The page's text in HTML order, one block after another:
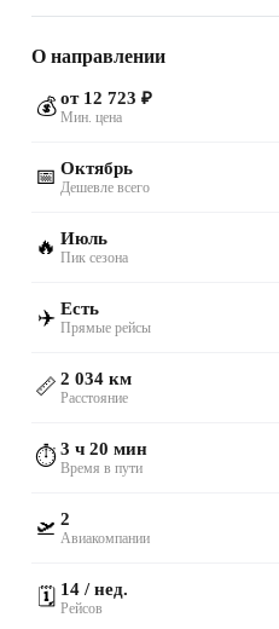
О направлении
💰 от 12 723 ₽
Мин. цена
📅 Октябрь
Дешевле всего
🔥 Июль
Пик сезона
✈️ Есть
Прямые рейсы
📏 2 034 км
Расстояние
⏱️3 ч 20 мин
Время в пути
🛫 2
Авиакомпании
🗓️ 14 / нед.
Рейсов